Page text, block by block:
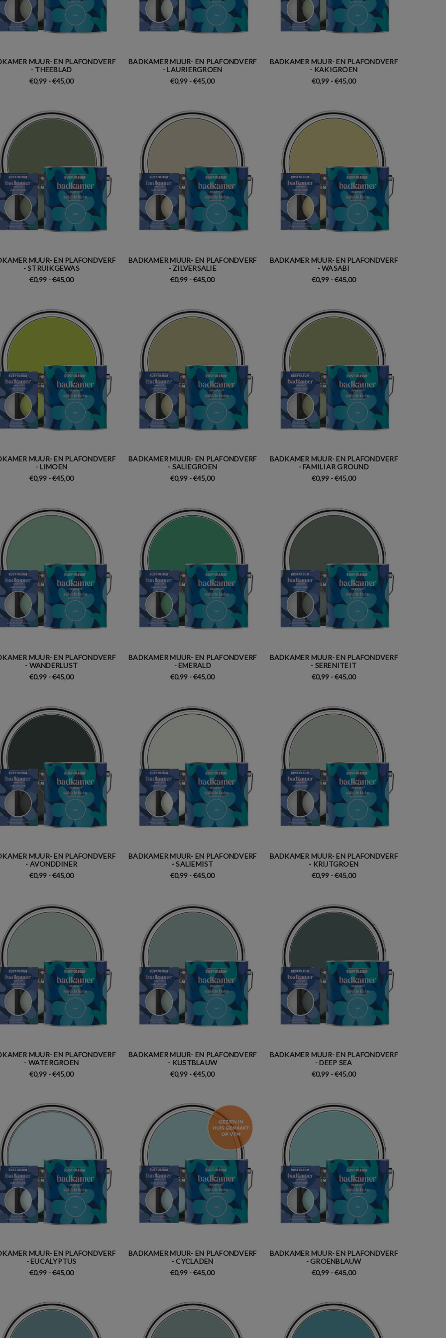
MUUR- EN PLAFONDVERF
- THEEBLAD
€0,99 - €45,00
BADKAMER MUUR- EN PLAFONDVERF
- LAURIERGROEN
€0,99 - €45,00
BADKAMER MUUR- EN PLAFONDVERF
- KAKIGROEN
€0,99 - €45,00
MUUR- EN PLAFONDVERF
- STRUIKGEWAS
€0,99 - €45,00
BADKAMER MUUR- EN PLAFONDVERF
- ZILVERSALIE
€0,99 - €45,00
BADKAMER MUUR- EN PLAFONDVERF
- WASABI
€0,99 - €45,00
MUUR- EN PLAFONDVERF
- LIMOEN
€0,99 - €45,00
BADKAMER MUUR- EN PLAFONDVERF
- SALIEGROEN
€0,99 - €45,00
BADKAMER MUUR- EN PLAFONDVERF
- FAMILIAR GROUND
€0,99 - €45,00
MUUR- EN PLAFONDVERF
- WANDERLUST
€0,99 - €45,00
BADKAMER MUUR- EN PLAFONDVERF
- EMERALD
€0,99 - €45,00
BADKAMER MUUR- EN PLAFONDVERF
- SERENITEIT
€0,99 - €45,00
MUUR- EN PLAFONDVERF
- AVONDDINER
€0,99 - €45,00
BADKAMER MUUR- EN PLAFONDVERF
- SALIEMIST
€0,99 - €45,00
BADKAMER MUUR- EN PLAFONDVERF
- KRIJTGROEN
€0,99 - €45,00
MUUR- EN PLAFONDVERF
- WATERGROEN
€0,99 - €45,00
BADKAMER MUUR- EN PLAFONDVERF
- KUSTBLAUW
€0,99 - €45,00
BADKAMER MUUR- EN PLAFONDVERF
- DEEP SEA
€0,99 - €45,00
MUUR- EN PLAFONDVERF
- EUCALYPTUS
€0,99 - €45,00
BADKAMER MUUR- EN PLAFONDVERF
- CYCLADEN
€0,99 - €45,00
BADKAMER MUUR- EN PLAFONDVERF
- GROENBLAUW
€0,99 - €45,00